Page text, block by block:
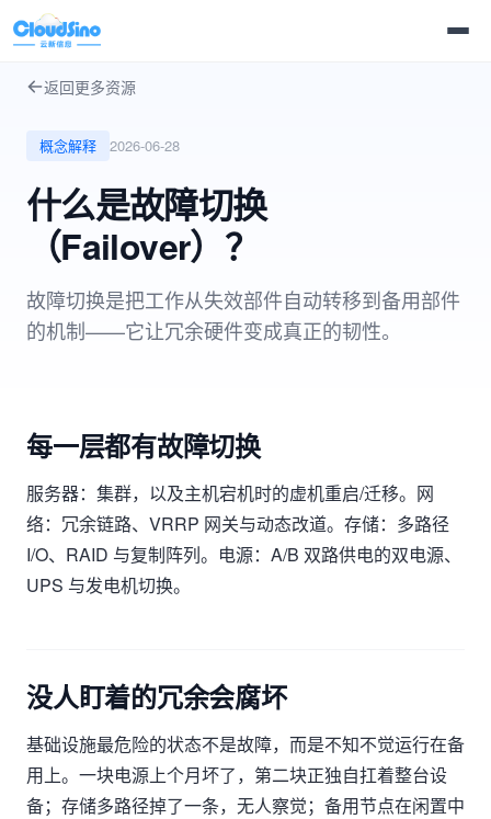
返回更多资源
概念解释 2026-06-28
什么是故障切换
（Failover）？
故障切换是把工作从失效部件自动转移到备用部件
的机制——它让冗余硬件变成真正的韧性。
每一层都有故障切换
服务器：集群，以及主机宕机时的虚机重启/迁移。网
络：冗余链路、VRRP 网关与动态改道。存储：多路径
I/O、RAID 与复制阵列。电源：A/B 双路供电的双电源、
UPS 与发电机切换。
没人盯着的冗余会腐坏
基础设施最危险的状态不是故障，而是不知不觉运行在备
用上。一块电源上个月坏了，第二块正独自扛着整台设
备；存储多路径掉了一条，无人察觉；备用节点在闲置中